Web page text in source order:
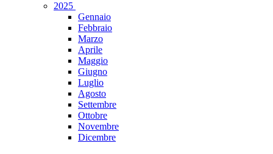
2025
Gennaio
Febbraio
Marzo
Aprile
Maggio
Giugno
Luglio
Agosto
Settembre
Ottobre
Novembre
Dicembre